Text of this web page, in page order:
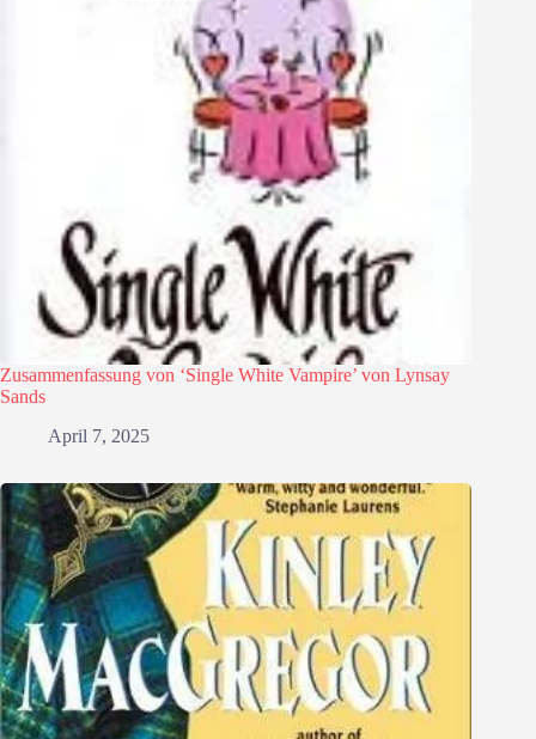
Zusammenfassung von ‘Single White Vampire’ von Lynsay
Sands
April 7, 2025